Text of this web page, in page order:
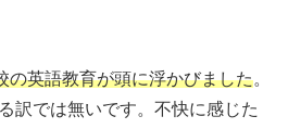
の英語教育が頭に浮かびました。
訳では無いです。不快に感じた